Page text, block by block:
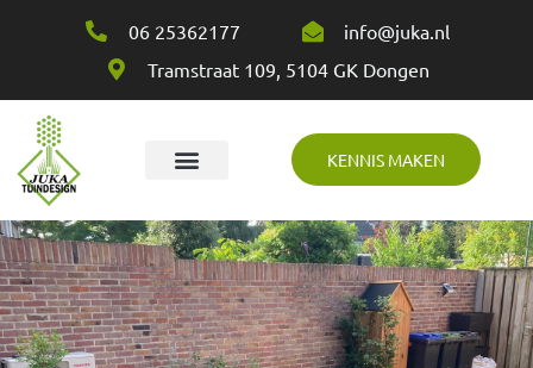
06 25362177
info@juka.nl
Tramstraat 109, 5104 GK Dongen
KENNIS MAKEN